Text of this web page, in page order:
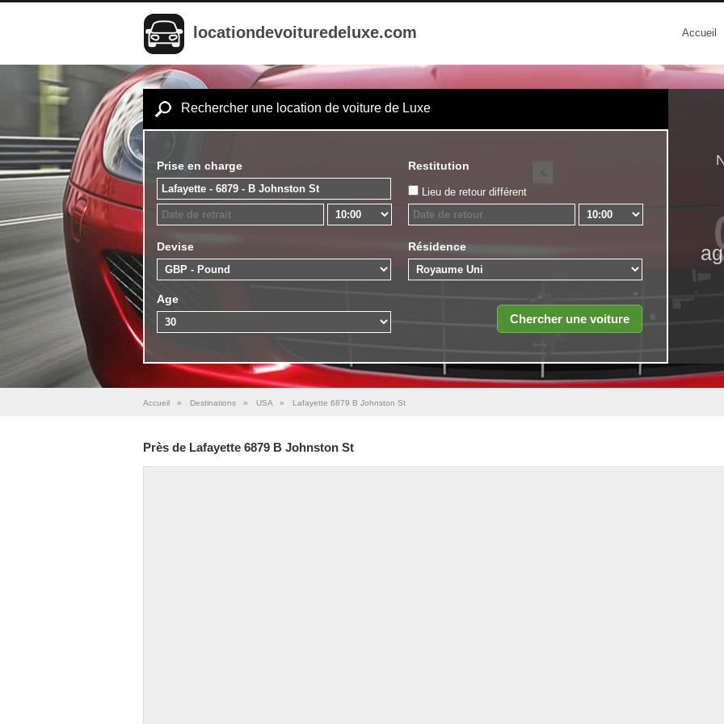
locationdevoituredeluxe.com Accueil
Rechercher une location de voiture de Luxe
Prise en charge Restitution
Lieu de retour différent
Devise Résidence
Age
Accueil » Destinations » USA » Lafayette 6879 B Johnston St
Près de Lafayette 6879 B Johnston St